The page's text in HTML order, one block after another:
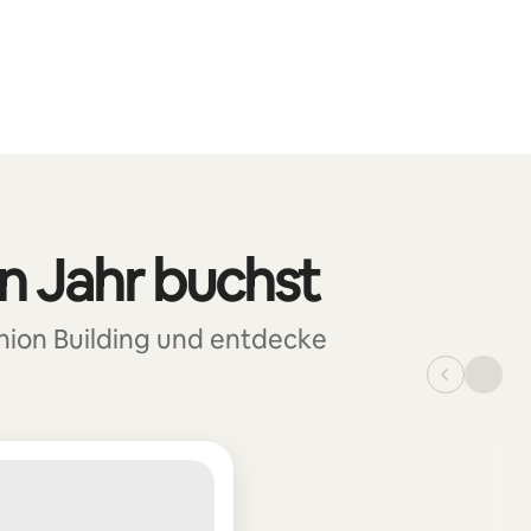
Jahr buchst
Building und entdecke
_